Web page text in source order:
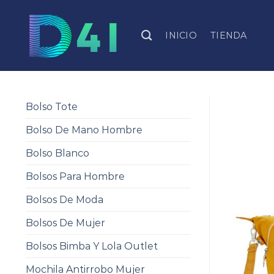
content
INICIO TIENDA
Bolso Tote
Bolso De Mano Hombre
Bolso Blanco
Bolsos Para Hombre
Bolsos De Moda
Bolsos De Mujer
Bolsos Bimba Y Lola Outlet
Mochila Antirrobo Mujer